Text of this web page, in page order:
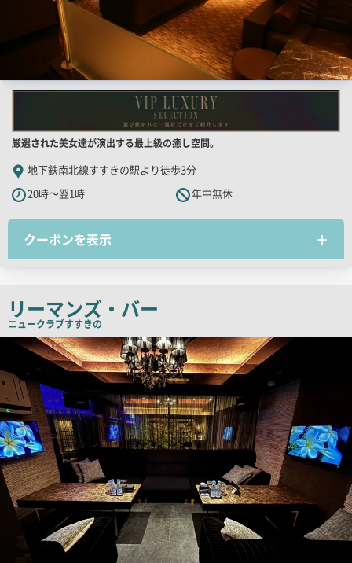
店
舗
PR
キ
ャ
チ
ー
厳選された美女達が演出する最上級の癒し空間。
地下鉄南北線すすきの駅より徒歩3分
20時～翌1時
年中無休
クーポンを表示
リーマンズ・バー
ニュークラブすすきの
検
果
一
覧
用
画
像